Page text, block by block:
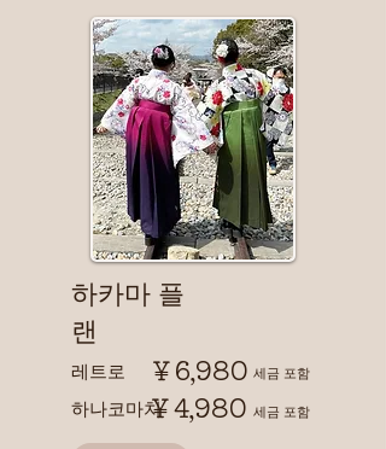
​하카마 플
랜
레트로 ​세금 포함
￥6,980
​세금 포함
￥4,980
하나코마치